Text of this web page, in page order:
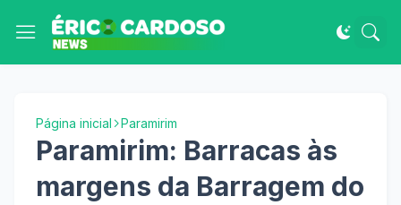
Página inicial Paramirim
Paramirim: Barracas às
margens da Barragem do